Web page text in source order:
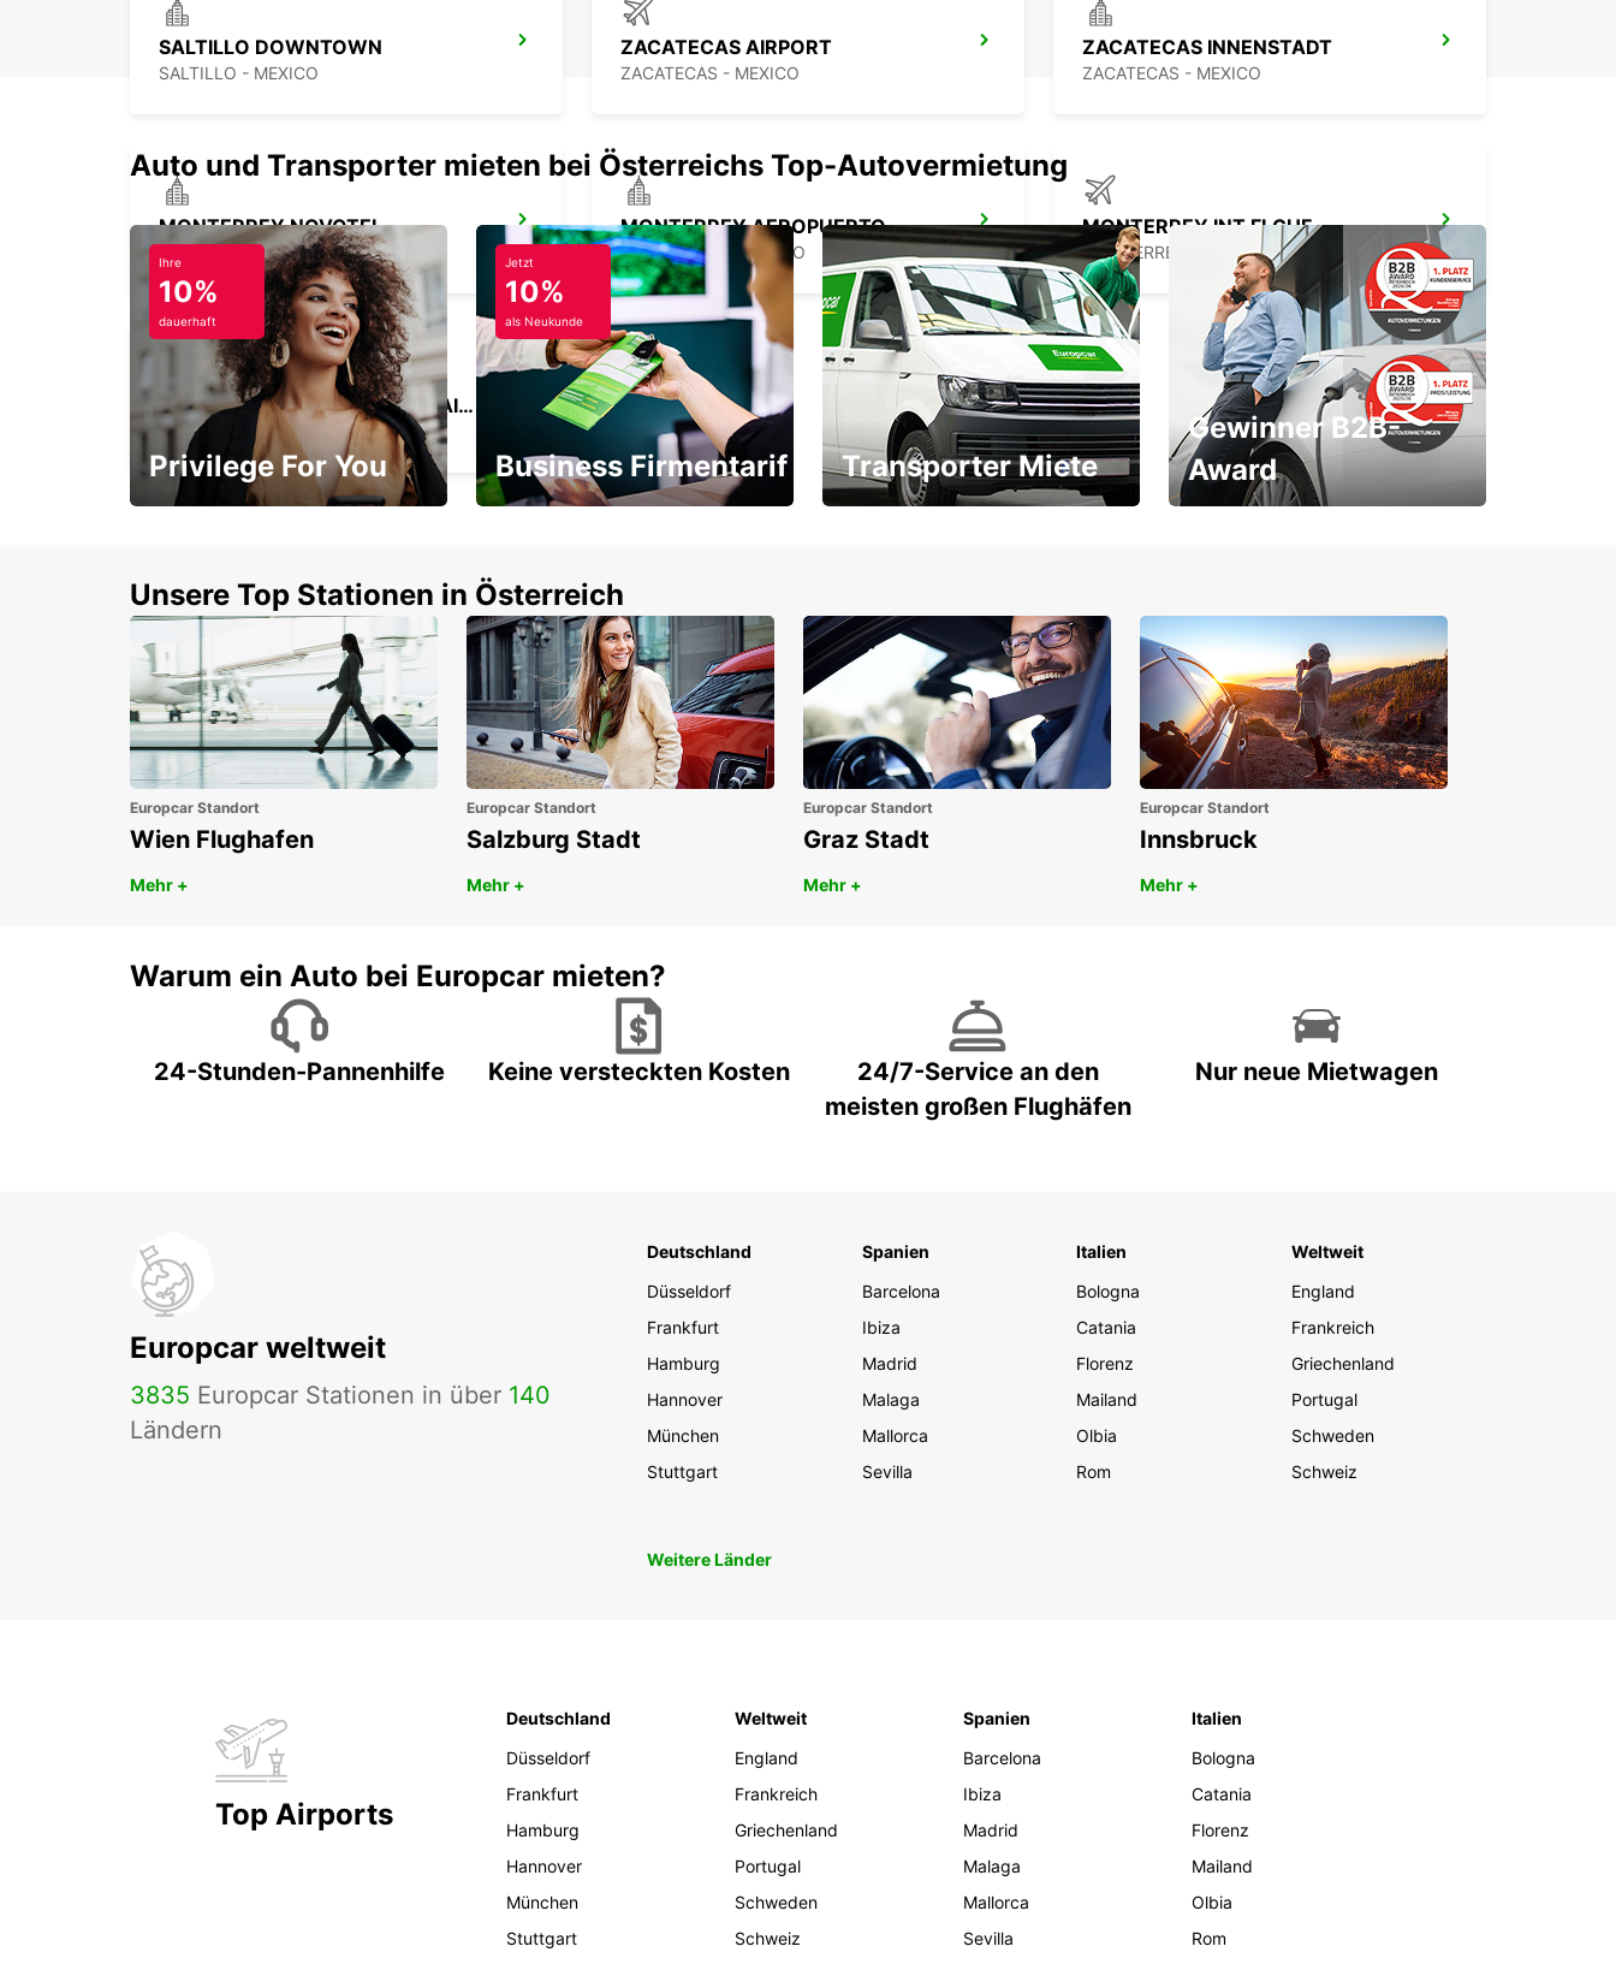
SALTILLO DOWNTOWN
SALTILLO - MEXICO
ZACATECAS AIRPORT
ZACATECAS - MEXICO
ZACATECAS INNENSTADT
ZACATECAS - MEXICO
MONTERREY NOVOTEL
MONTERREY - MEXICO
MONTERREY AEROPUERTO
MONTERREY - MEXICO
MONTERREY INT FLGHF
MONTERREY - MEXICO
MAZATLAN INTERNATIONAL AIRPORT
MAZATLAN - MEXICO
Auto und Transporter mieten bei Österreichs Top-Autovermietung
Ihre
10%
dauerhaft
Privilege For You
Jetzt
10%
als Neukunde
Business Firmentarif Transporter Miete
Gewinner B2B-
Award
Unsere Top Stationen in Österreich
Europcar Standort
Wien Flughafen
Mehr +
Europcar Standort
Salzburg Stadt
Mehr +
Europcar Standort
Graz Stadt
Mehr +
Europcar Standort
Innsbruck
Mehr +
Warum ein Auto bei Europcar mieten?
24-Stunden-Pannenhilfe Keine versteckten Kosten
24/7-Service an den
meisten großen Flughäfen
Nur neue Mietwagen
Europcar weltweit
3835 Europcar Stationen in über 140
Ländern
Deutschland
Düsseldorf
Frankfurt
Hamburg
Hannover
München
Stuttgart
Spanien
Barcelona
Ibiza
Madrid
Malaga
Mallorca
Sevilla
Italien
Bologna
Catania
Florenz
Mailand
Olbia
Rom
Weltweit
England
Frankreich
Griechenland
Portugal
Schweden
Schweiz
Weitere Länder
Top Airports
Deutschland
Düsseldorf
Frankfurt
Hamburg
Hannover
München
Stuttgart
Weltweit
England
Frankreich
Griechenland
Portugal
Schweden
Schweiz
Spanien
Barcelona
Ibiza
Madrid
Malaga
Mallorca
Sevilla
Italien
Bologna
Catania
Florenz
Mailand
Olbia
Rom